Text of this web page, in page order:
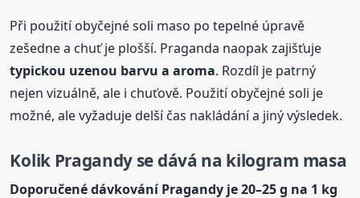
Při použití obyčejné soli maso po tepelné úpravě
zešedne a chuť je plošší. Praganda naopak zajišťuje
typickou uzenou barvu a aroma. Rozdíl je patrný
nejen vizuálně, ale i chuťově. Použití obyčejné soli je
možné, ale vyžaduje delší čas nakládání a jiný výsledek.
Kolik Pragandy se dává na kilogram masa
Doporučené dávkování Pragandy je 20–25 g na 1 kg